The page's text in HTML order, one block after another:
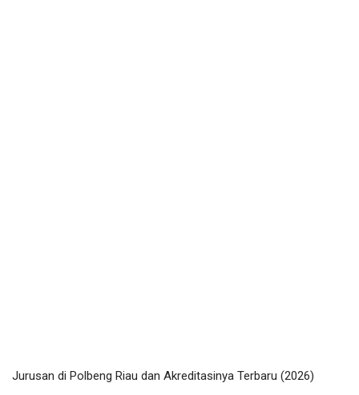
Jurusan di Polbeng Riau dan Akreditasinya Terbaru (2026)